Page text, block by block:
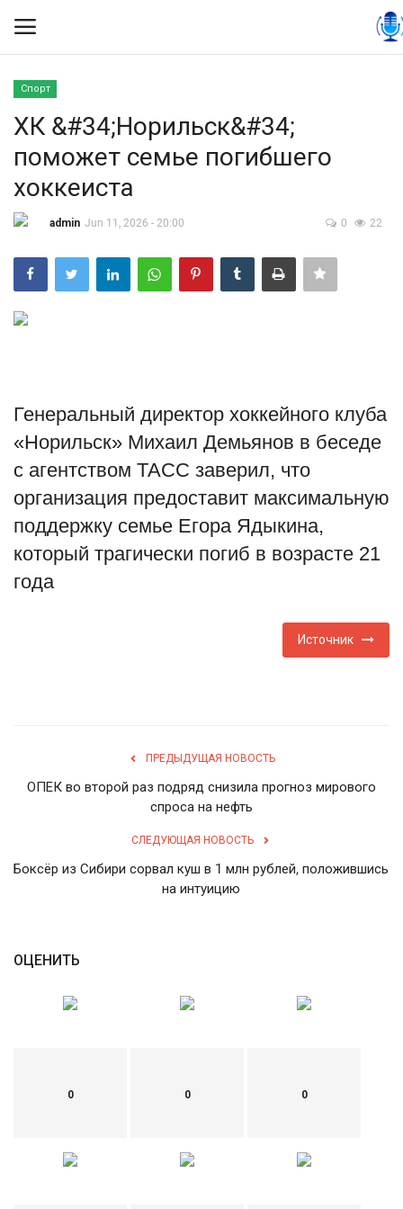
Контакты
Экономика
Туризм
Недвижимость
Авто
Спорт
ХК &#34;Норильск&#34;
поможет семье погибшего
хоккеиста
admin Jun 11, 2026 - 20:00 0 22
Генеральный директор хоккейного клуба
«Норильск» Михаил Демьянов в беседе
с агентством ТАСС заверил, что
организация предоставит максимальную
поддержку семье Егора Ядыкина,
который трагически погиб в возрасте 21
года
Источник
ПРЕДЫДУЩАЯ НОВОСТЬ
ОПЕК во второй раз подряд снизила прогноз мирового
спроса на нефть
СЛЕДУЮЩАЯ НОВОСТЬ
Боксёр из Сибири сорвал куш в 1 млн рублей, положившись
на интуицию
ОЦЕНИТЬ
0 0 0